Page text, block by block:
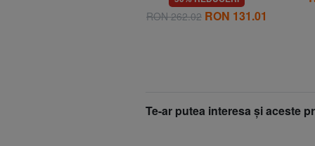
umăr
RON 262.02 RON 131.01
Te-ar putea interesa şi aceste